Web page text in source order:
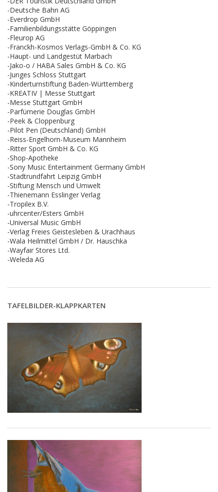
-Deutsche Bahn AG
-Everdrop GmbH
-Familienbildungsstätte Göppingen
-Fleurop AG
-Franckh-Kosmos Verlags-GmbH & Co. KG
-Haupt- und Landgestüt Marbach
-Jako-o / HABA Sales GmbH & Co. KG
-Junges Schloss Stuttgart
-Kinderturnstiftung Baden-Württemberg
-KREATIV | Messe Stuttgart
-Messe Stuttgart GmbH
-Parfümerie Douglas GmbH
-Peek & Cloppenburg
-Pilot Pen (Deutschland) GmbH
-Reiss-Engelhorn-Museum Mannheim
-Ritter Sport GmbH & Co. KG
-Shop-Apotheke
-Sony Music Entertainment Germany GmbH
-Stadtrundfahrt Leipzig GmbH
-Stiftung Mensch und Umwelt
-Thienemann Esslinger Verlag
-Tropilex B.V.
-uhrcenter/Esters GmbH
-Universal Music GmbH
-Verlag Freies Geistesleben & Urachhaus
-Wala Heilmittel GmbH / Dr. Hauschka
-Wayfair Stores Ltd.
-Weleda AG
TAFELBILDER-KLAPPKARTEN